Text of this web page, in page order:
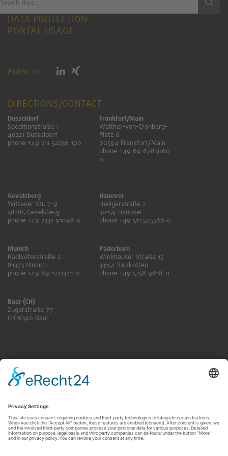
IMPRINT
DATA PROTECTION
PORTAL USAGE
Follow us:
DIRECTIONS/CONTACT
Dusseldorf
Speditionstraße 1
40221 Dusseldorf
phone +49 211 54236 190
Frankfurt/Main
Walther-von-Cronberg-
Platz 6
60594 Frankfurt/Main
phone +49 69 6783060-
0
Gevelsberg
Wittener Str. 7-9
58285 Gevelsberg
phone +49 2332 91096-0
Hanover
Heiligerstraße 2
30159 Hanover
phone +49 511 545566-0
Munich
Radlkoferstraße 2
81373 Munich
phone +49 89 1222341-0
Paderborn
Winkhauser Straße 15
33154 Salzkotten
phone +49 5258 9818-0
Baar (CH)
Zugerstraße 77
CH-6340 Baar
ANFRAGE SENDEN
KONTAKT FÜR RENTNER:INNEN